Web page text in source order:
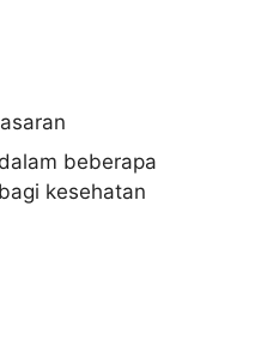
beberapa
kesehatan